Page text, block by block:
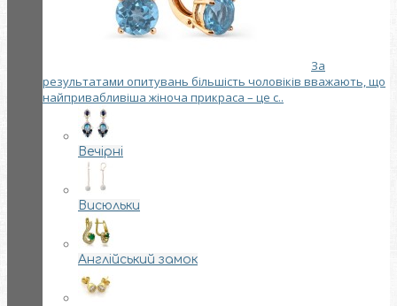
За
результатами опитувань більшість чоловіків вважають, що
найпривабливіша жіноча прикраса – це с..
Вечірні
Висюльки
Англійський замок